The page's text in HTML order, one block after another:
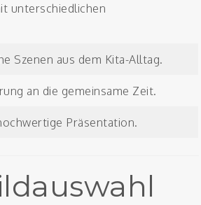
unterschiedlichen
Szenen aus dem Kita-Alltag.
an die gemeinsame Zeit.
Präsentation.